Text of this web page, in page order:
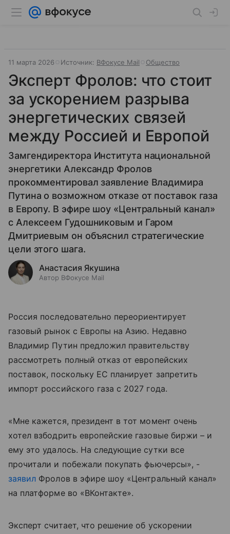
11 марта 2026 Источник: ВФокусе Mail Общество
Эксперт Фролов: что стоит
за ускорением разрыва
энергетических связей
между Россией и Европой
Замгендиректора Института национальной
энергетики Александр Фролов
прокомментировал заявление Владимира
Путина о возможном отказе от поставок газа
в Европу. В эфире шоу «Центральный канал»
с Алексеем Гудошниковым и Гаром
Дмитриевым он объяснил стратегические
цели этого шага.
Анастасия Якушина
Автор ВФокусе Mail
Россия последовательно переориентирует
газовый рынок с Европы на Азию. Недавно
Владимир Путин предложил правительству
рассмотреть полный отказ от европейских
поставок, поскольку ЕС планирует запретить
импорт российского газа с 2027 года.
«Мне кажется, президент в тот момент очень
хотел взбодрить европейские газовые биржи – и
ему это удалось. На следующие сутки все
прочитали и побежали покупать фьючерсы», -
заявил Фролов в эфире шоу «Центральный канал»
на платформе во «ВКонтакте».
Эксперт считает, что решение об ускорении